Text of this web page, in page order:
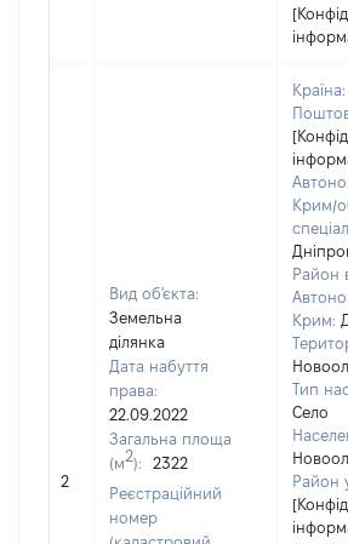
2
Вид об'єкта:
Земельна
ділянка
Дата набуття
права:
22.09.2022
Загальна площа
(м2):
2322
Реєстраційний
номер
Країна:
Крим/
Район
Крим:
Тип
Село
Район